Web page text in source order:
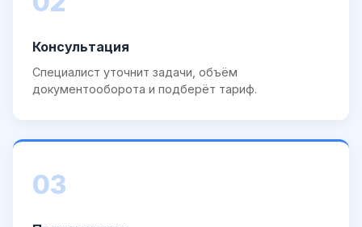
Консультация
Специалист уточнит задачи, объём
документооборота и подберёт тариф.
03